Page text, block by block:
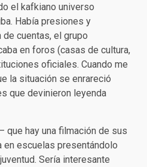
el kafkiano universo
Había presiones y
cuentas, el grupo
en foros (casas de cultura,
oficiales. Cuando me
la situación se enrareció
que devinieron leyenda
que hay una filmación de sus
escuelas presentándolo
Sería interesante